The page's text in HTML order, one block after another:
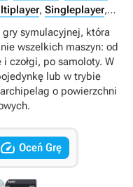
, Singleplayer,
symulacyjnej, która
wszelkich maszyn: od
czołgi, po samoloty. W
lub w trybie
o powierzchni
 Oceń Grę